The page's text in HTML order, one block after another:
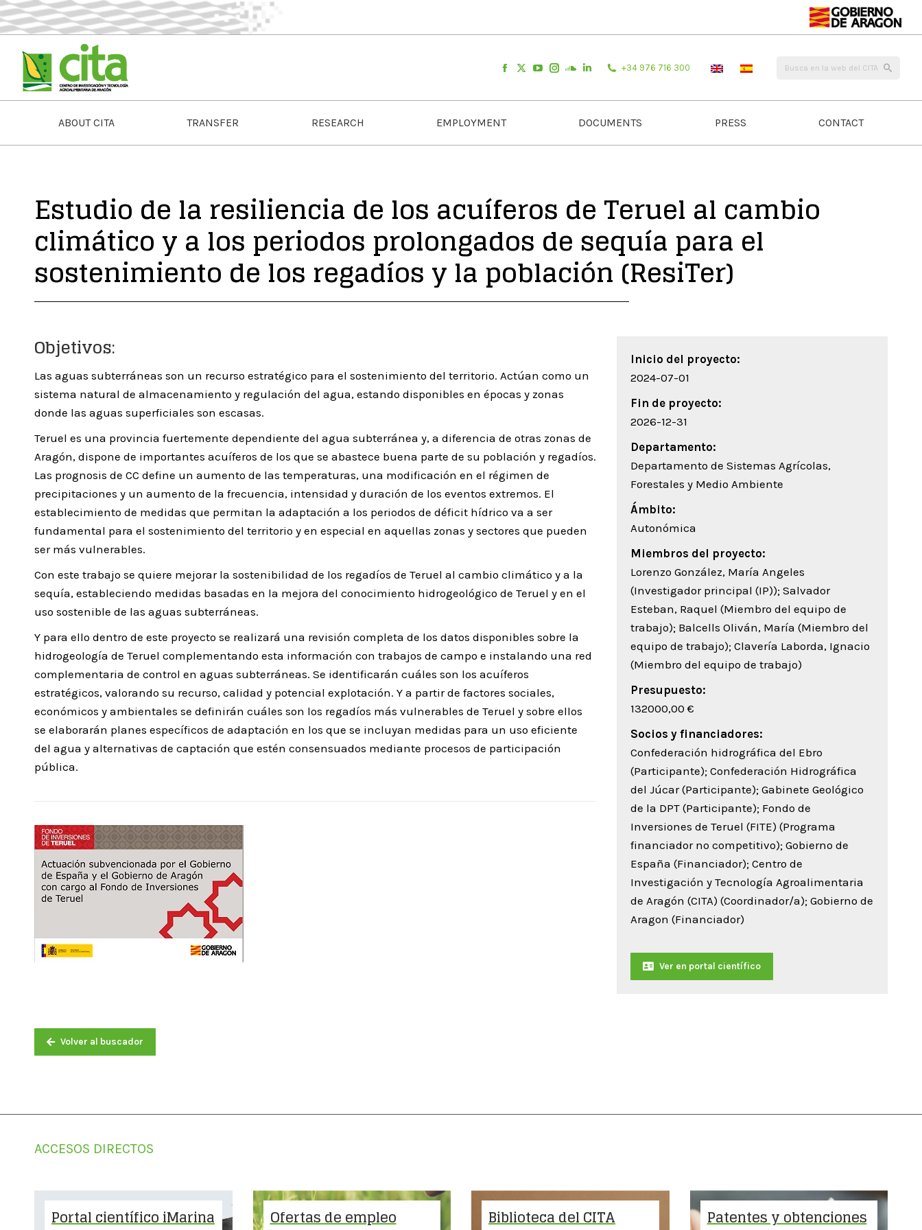
+34 976 716 300
ABOUT CITA TRANSFER RESEARCH EMPLOYMENT DOCUMENTS PRESS CONTACT
Estudio de la resiliencia de los acuíferos de Teruel al cambio
climático y a los periodos prolongados de sequía para el
sostenimiento de los regadíos y la población (ResiTer)
Objetivos:
Las aguas subterráneas son un recurso estratégico para el sostenimiento del territorio. Actúan como un
sistema natural de almacenamiento y regulación del agua, estando disponibles en épocas y zonas
donde las aguas superficiales son escasas.
Teruel es una provincia fuertemente dependiente del agua subterránea y, a diferencia de otras zonas de
Aragón, dispone de importantes acuíferos de los que se abastece buena parte de su población y regadíos.
Las prognosis de CC define un aumento de las temperaturas, una modificación en el régimen de
precipitaciones y un aumento de la frecuencia, intensidad y duración de los eventos extremos. El
establecimiento de medidas que permitan la adaptación a los periodos de déficit hídrico va a ser
fundamental para el sostenimiento del territorio y en especial en aquellas zonas y sectores que pueden
ser más vulnerables.
Con este trabajo se quiere mejorar la sostenibilidad de los regadíos de Teruel al cambio climático y a la
sequía, estableciendo medidas basadas en la mejora del conocimiento hidrogeológico de Teruel y en el
uso sostenible de las aguas subterráneas.
Y para ello dentro de este proyecto se realizará una revisión completa de los datos disponibles sobre la
hidrogeología de Teruel complementando esta información con trabajos de campo e instalando una red
complementaria de control en aguas subterráneas. Se identificarán cuáles son los acuíferos
estratégicos, valorando su recurso, calidad y potencial explotación. Y a partir de factores sociales,
económicos y ambientales se definirán cuáles son los regadíos más vulnerables de Teruel y sobre ellos
se elaborarán planes específicos de adaptación en los que se incluyan medidas para un uso eficiente
del agua y alternativas de captación que estén consensuados mediante procesos de participación
pública.
Inicio del proyecto:
2024-07-01
Fin de proyecto:
2026-12-31
Departamento:
Departamento de Sistemas Agrícolas,
Forestales y Medio Ambiente
Ámbito:
Autonómica
Miembros del proyecto:
Lorenzo González, María Angeles
(Investigador principal (IP)); Salvador
Esteban, Raquel (Miembro del equipo de
trabajo); Balcells Oliván, María (Miembro del
equipo de trabajo); Clavería Laborda, Ignacio
(Miembro del equipo de trabajo)
Presupuesto:
132000,00 €
Socios y financiadores:
Confederación hidrográfica del Ebro
(Participante); Confederación Hidrográfica
del Júcar (Participante); Gabinete Geológico
de la DPT (Participante); Fondo de
Inversiones de Teruel (FITE) (Programa
financiador no competitivo); Gobierno de
España (Financiador); Centro de
Investigación y Tecnología Agroalimentaria
de Aragón (CITA) (Coordinador/a); Gobierno de
Aragon (Financiador)
Ver en portal científico
Volver al buscador
ACCESOS DIRECTOS
Portal científico iMarina Ofertas de empleo Biblioteca del CITA Patentes y obtenciones